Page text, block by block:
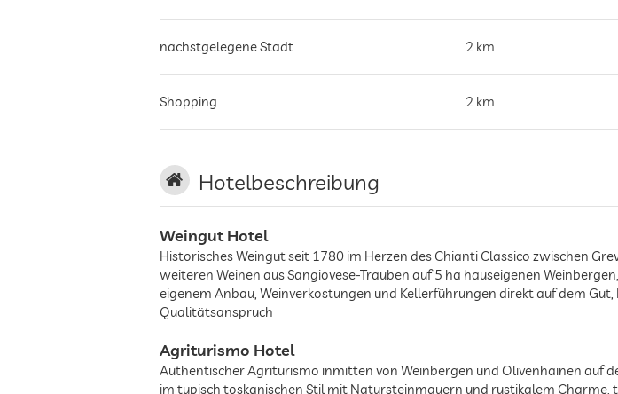
nächstgelegene Stadt 2 km
Shopping 2 km
Hotelbeschreibung
Weingut Hotel
Historisches Weingut seit 1780 im Herzen des Chianti Classico zwischen
weiteren Weinen aus Sangiovese-Trauben auf 5 ha hauseigenen
eigenem Anbau, Weinverkostungen und Kellerführungen direkt auf dem
Qualitätsanspruch
Agriturismo Hotel
Authentischer Agriturismo inmitten von Weinbergen und Olivenhainen auf
im typisch toskanischen Stil mit Natursteinmauern und rustikalem